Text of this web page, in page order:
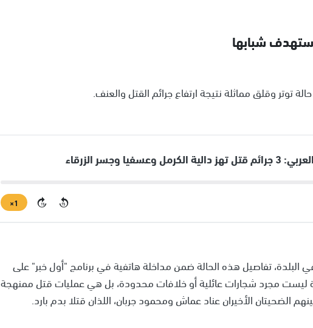
شبابها
توتر وقلق مماثلة نتيجة ارتفاع جرائم القتل والعنف.
وجسر الزرقاء
15
15
1×
تفاصيل هذه الحالة ضمن مداخلة هاتفية في برنامج "أول خبر" على
مجرد شجارات عائلية أو خلافات محدودة، بل هي عمليات قتل ممنهجة
الأخيران عناد عماش ومحمود جربان، اللذان قتلا بدم بارد.